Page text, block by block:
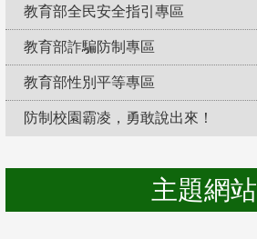
教育部全民安全指引專區
教育部詐騙防制專區
教育部性別平等專區
防制校園霸凌，勇敢說出來！
主題網站